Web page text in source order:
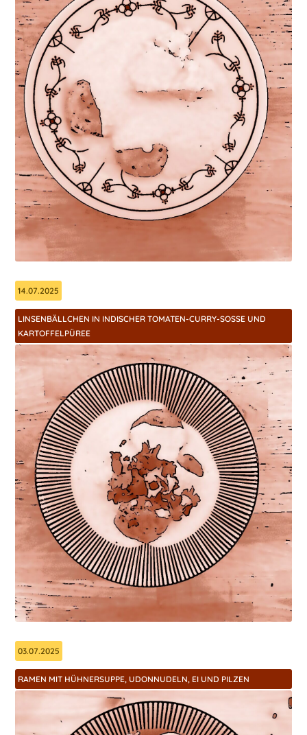
14.07.2025
LINSENBÄLLCHEN IN INDISCHER TOMATEN-CURRY-SOSSE UND K
ARTOFFELPÜREE
03.07.2025
RAMEN MIT HÜHNERSUPPE, UDONNUDELN, EI UND PILZEN